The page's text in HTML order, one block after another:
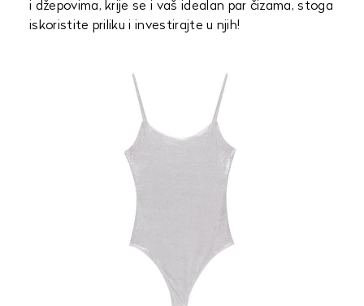
i džepovima, krije se i vaš idealan par čizama, stoga
iskoristite priliku i investirajte u njih!